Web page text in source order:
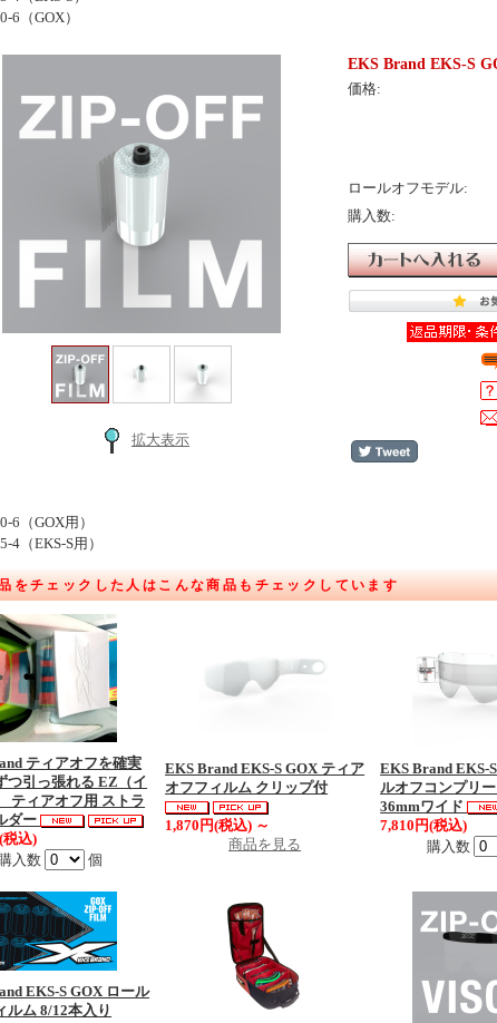
6（GOX）
拡大表示
EKS Brand EKS-S
価格:
ロールオフモデル:
購入数:
6（GOX用）
4（EKS-S用）
をチェックした人はこんな商品もチェックしています
ティアオフを確実
つ引っ張れる EZ（イ
ティアオフ用 ストラ
ダー
税込)
入数
個
EKS Brand EKS-S GOX ティア
オフフィルム クリップ付
1,870円(税込) ～
商品を見る
EKS Brand EKS-
ルオフコンプリ
36mmワイド
7,810円(税込)
購入数
EKS-S GOX ロール
ルム 8/12本入り